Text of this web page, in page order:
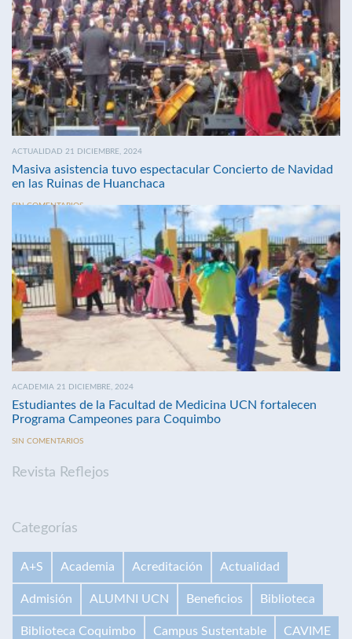
ACTUALIDAD 21 DICIEMBRE, 2024
Masiva asistencia tuvo espectacular Concierto de Navidad
en las Ruinas de Huanchaca
SIN COMENTARIOS
ACADEMIA 21 DICIEMBRE, 2024
Estudiantes de la Facultad de Medicina UCN fortalecen
Programa Campeones para Coquimbo
SIN COMENTARIOS
Revista Reflejos
Categorías
A+S Academia Acreditación Actualidad
Admisión ALUMNI UCN Beneficios Biblioteca
Biblioteca Coquimbo Campus Sustentable CAVIME